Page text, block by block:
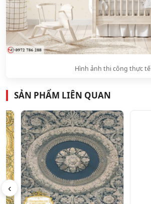
Hình ảnh thi công thực tế
SẢN PHẨM LIÊN QUAN
‹